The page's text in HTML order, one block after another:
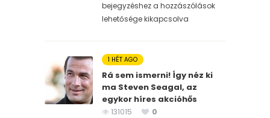
bejegyzéshez a hozzászólások
lehetősége kikapcsolva
1 HÉT AGO
Rá sem ismerni! Így néz ki
ma Steven Seagal, az
egykor híres akcióhős
131015
0